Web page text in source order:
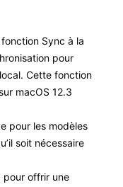
Sync à la
pour
Cette fonc­tion
macOS 12.3
pour les mod­èles
soit néces­saire
pour offrir une